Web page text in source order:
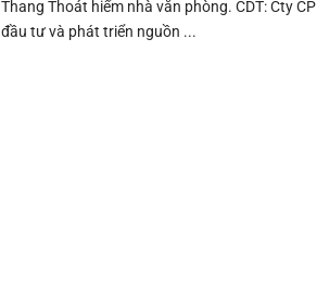
Thang Thoát hiểm nhà văn phòng. CDT: Cty CP
đầu tư và phát triển nguồn ...